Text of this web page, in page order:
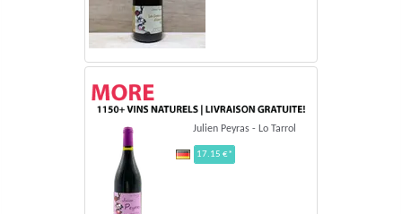
Julien Peyras - Lo Tarrol
17.15 €*